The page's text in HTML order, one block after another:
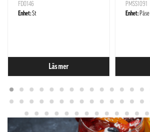
FD0146
Enhet:St
Läs mer
PMSS1091
Enhet: Påse